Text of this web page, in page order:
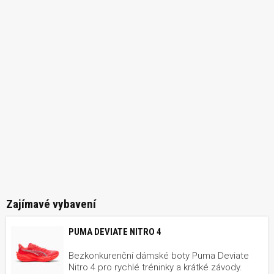
Zajímavé vybavení
PUMA DEVIATE NITRO 4
Bezkonkurenční dámské boty Puma Deviate
Nitro 4 pro rychlé tréninky a krátké závody.